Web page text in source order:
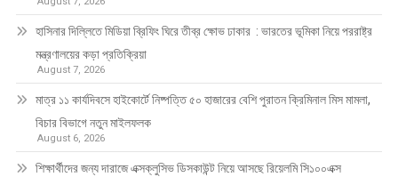
হাসিনার দিল্লিতে মিডিয়া ব্রিফিং ঘিরে তীব্র ক্ষোভ ঢাকার : ভারতের ভূমিকা নিয়ে পররাষ্ট্র
মন্ত্রণালয়ের কড়া প্রতিক্রিয়া
August 7, 2026
মাত্র ১১ কার্যদিবসে হাইকোর্টে নিষ্পত্তি ৫০ হাজারের বেশি পুরাতন ক্রিমিনাল মিস মামলা,
বিচার বিভাগে নতুন মাইলফলক
August 6, 2026
শিক্ষার্থীদের জন্য দারাজে এক্সক্লুসিভ ডিসকাউন্ট নিয়ে আসছে রিয়েলমি সি১০০এক্স